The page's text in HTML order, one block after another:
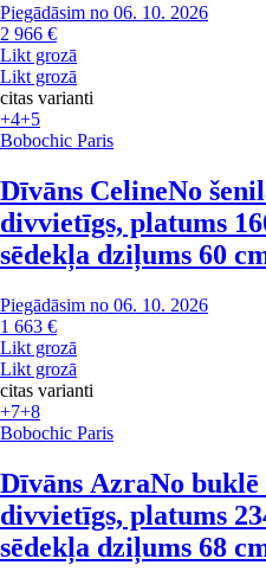
Piegādāsim no 06. 10. 2026
2 966 €
Likt grozā
Likt grozā
citas varianti
+4+5
Bobochic Paris
Dīvāns CelineNo
divvietīgs, platums
sēdekļa dziļums 60
Piegādāsim no 06. 10. 2026
1 663 €
Likt grozā
Likt grozā
citas varianti
+7+8
Bobochic Paris
Dīvāns AzraNo buklē
divvietīgs, platums
sēdekļa dziļums 68